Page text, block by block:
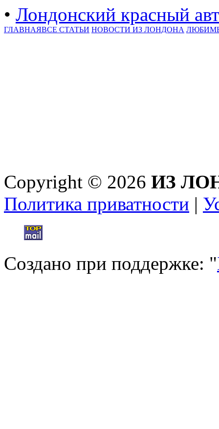
• Лондонский красный
ГЛАВНАЯВСЕ СТАТЬИ НОВОСТИ ИЗ ЛОНДОНА
Copyright © 2026 ИЗ
Политика приватности |
Создано при поддержке: "